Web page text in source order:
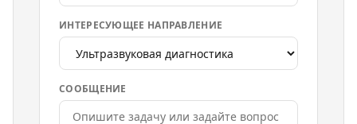
ИНТЕРЕСУЮЩЕЕ НАПРАВЛЕНИЕ
СООБЩЕНИЕ